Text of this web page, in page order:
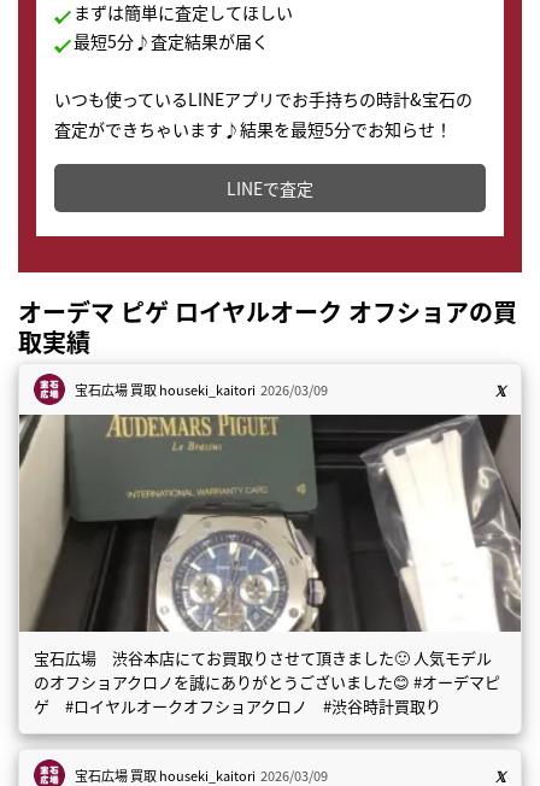
まずは簡単に査定してほしい
最短5分♪査定結果が届く
いつも使っているLINEアプリでお手持ちの時計&宝石の
査定ができちゃいます♪結果を最短5分でお知らせ！
どこからでもすぐに査定金額を知ることが出来ます。
LINEで査定
オーデマ ピゲ ロイヤルオーク オフショアの買
取実績
宝石広場 買取houseki_kaitori 2026/03/09
宝石広場 渋谷本店にてお買取りさせて頂きました🙂 人気モデル
のオフショアクロノを誠にありがとうございました😊 #オーデマピ
ゲ #ロイヤルオークオフショアクロノ #渋谷時計買取り
宝石広場 買取houseki_kaitori 2026/03/09